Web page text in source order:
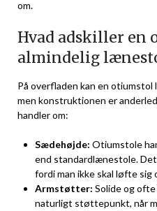
om.
Hvad adskiller en
almindelig
På overfladen kan en
men konstruktionen er
handler om:
Sædehøjde: Otiumstole
end standardlænestole.
fordi man ikke skal løfte sig
Armstøtter: Solide og
naturligt støttepunkt, når